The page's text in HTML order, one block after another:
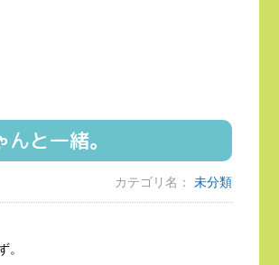
と一緒。
カテゴリ名： 未分類